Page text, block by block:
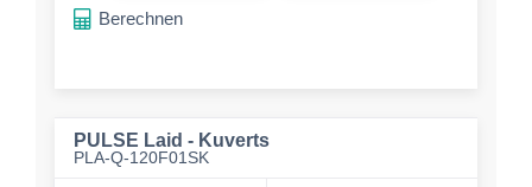
Berechnen
PULSE Laid - Kuverts
PLA-Q-120F01SK